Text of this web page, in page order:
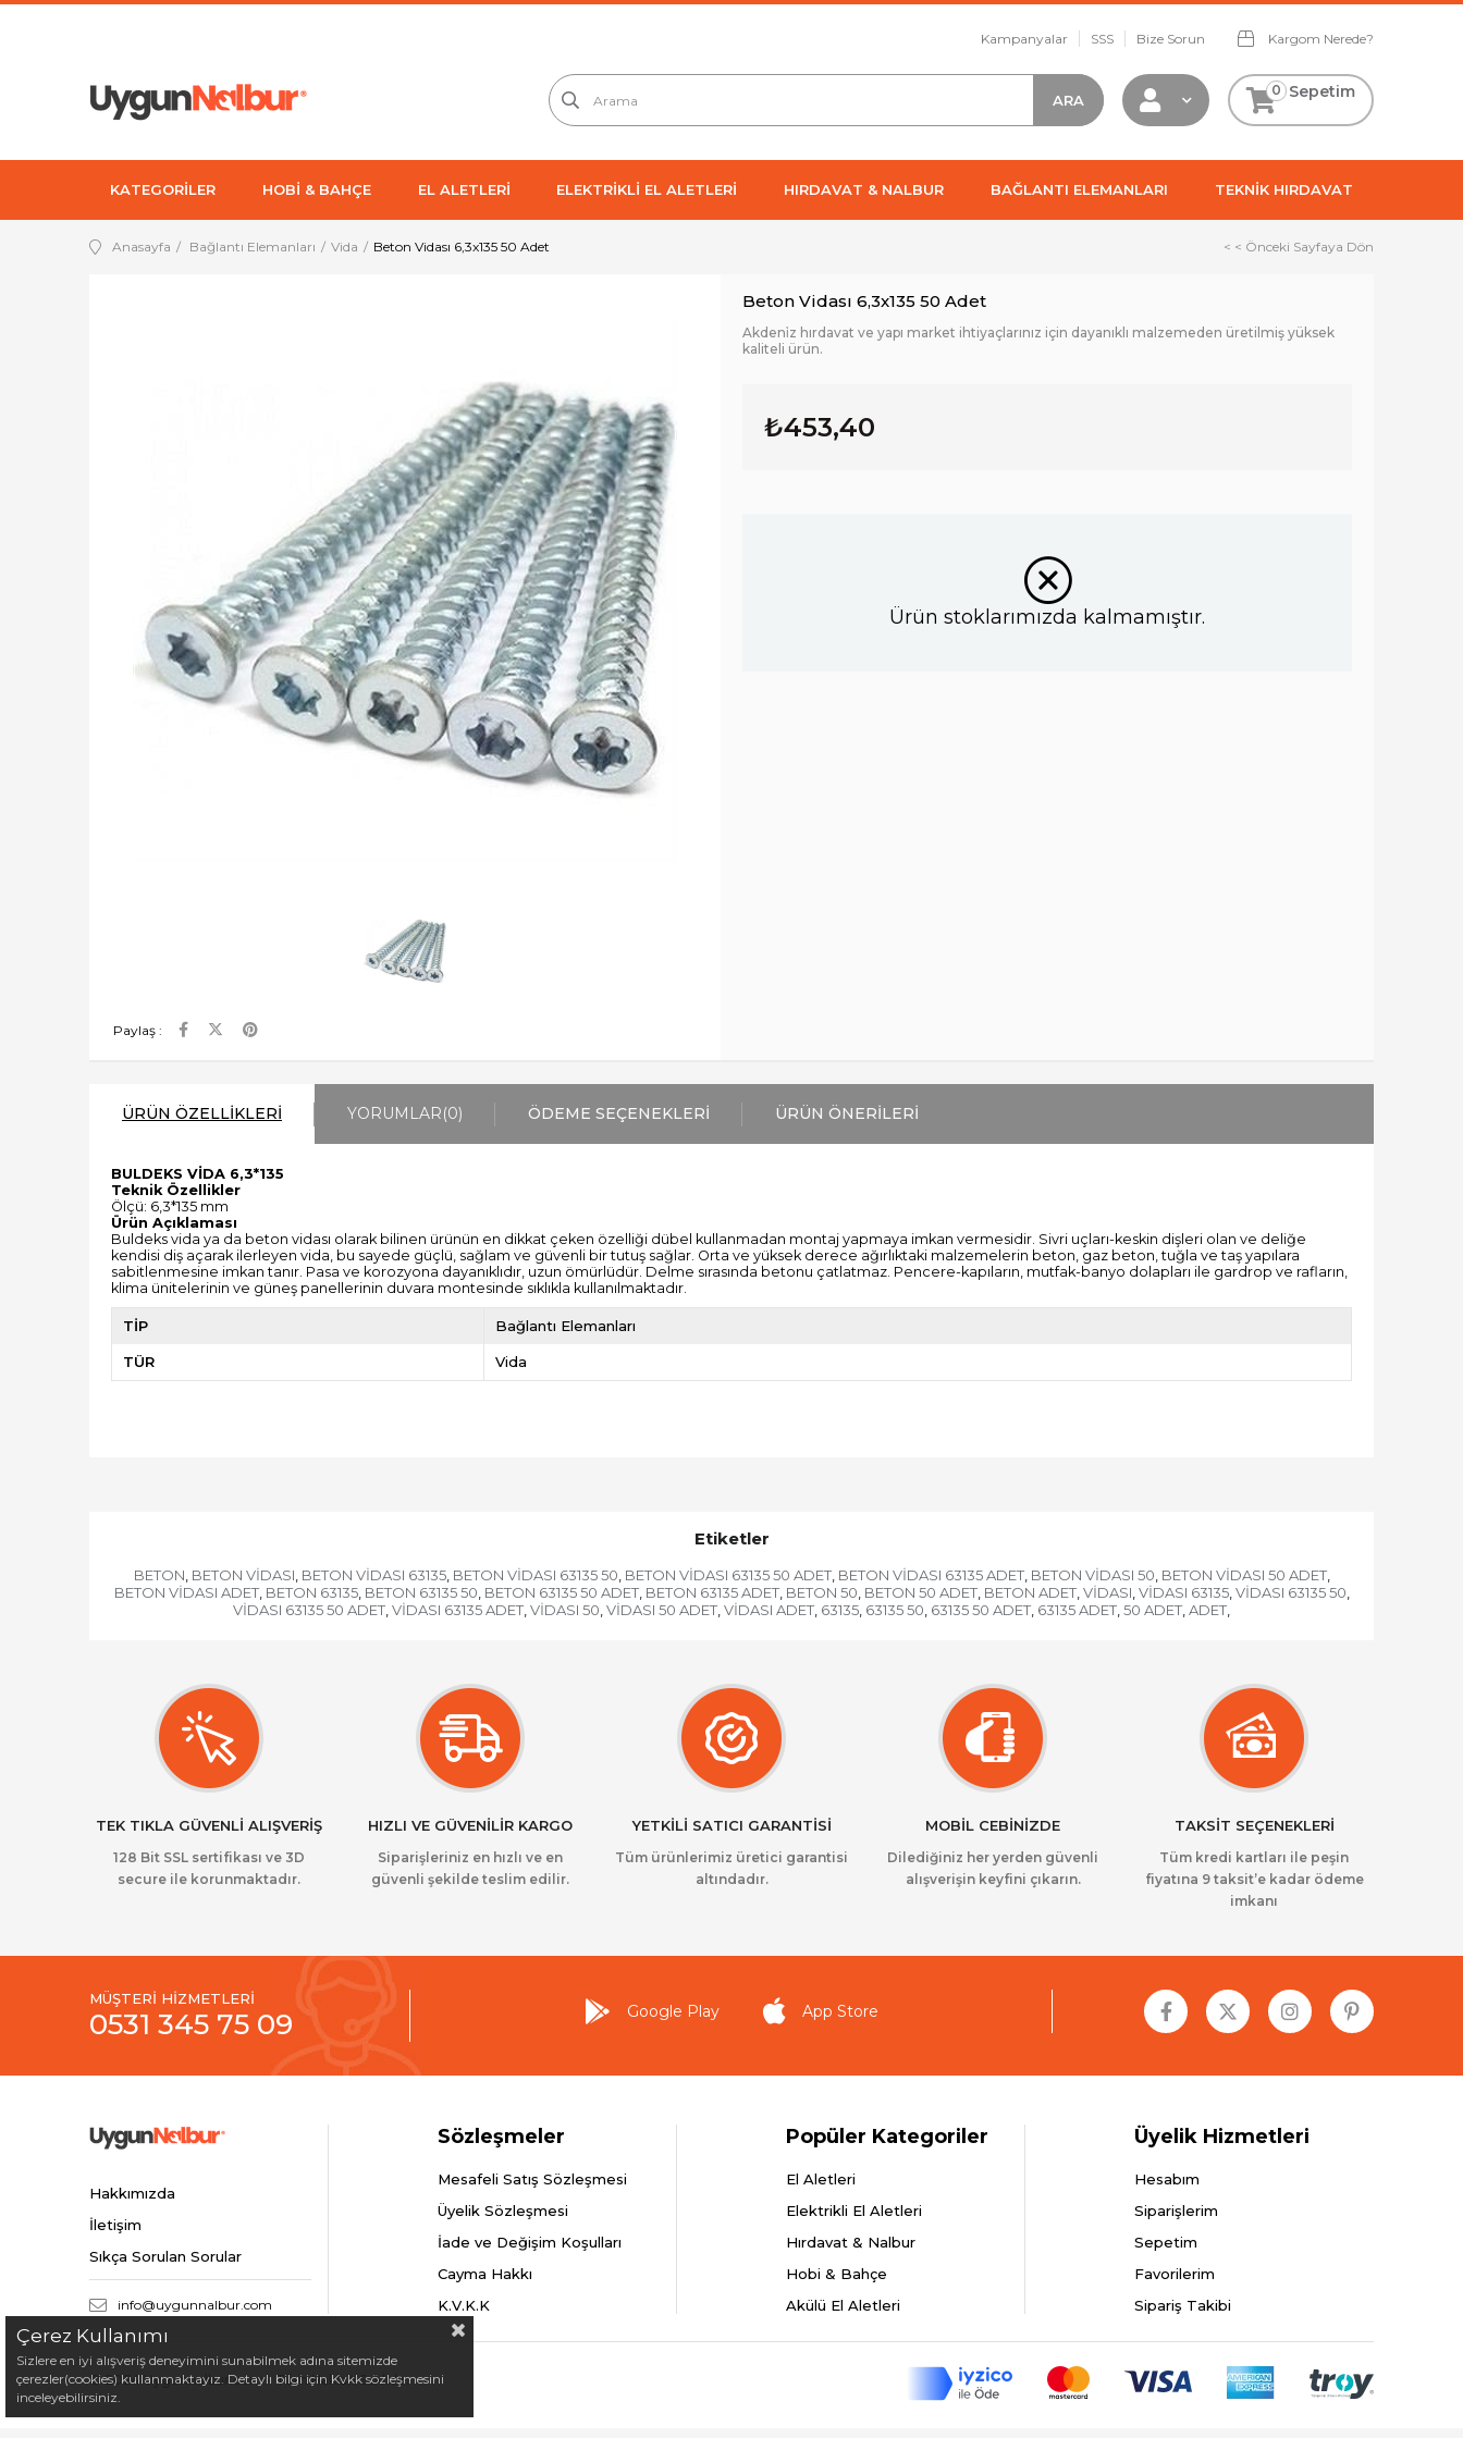
Kampanyalar SSS Bize Sorun Kargom Nerede?
Sepetim
0
KATEGORİLER HOBİ & BAHÇE EL ALETLERİ ELEKTRİKLİ EL ALETLERİ HIRDAVAT & NALBUR BAĞLANTI ELEMANLARI TEKNİK HIRDAVAT
Anasayfa Bağlantı Elemanları Vida Beton Vidası 6,3x135 50 Adet < < Önceki Sayfaya Dön
Paylaş :
Beton Vidası 6,3x135 50 Adet
Akdeni̇z hırdavat ve yapı market ihtiyaçlarınız için dayanıklı malzemeden üretilmiş yüksek
kaliteli ürün.
₺453,40
Ürün stoklarımızda kalmamıştır.
ÜRÜN ÖZELLIKLERI YORUMLAR(0) ÖDEME SEÇENEKLERI ÜRÜN ÖNERILERI
BULDEKS VİDA 6,3*135
Teknik Özellikler
Ölçü: 6,3*135 mm
Ürün Açıklaması
Buldeks vida ya da beton vidası olarak bilinen ürünün en dikkat çeken özelliği dübel kullanmadan montaj yapmaya imkan vermesidir. Sivri uçları-keskin dişleri olan ve deliğe
kendisi diş açarak ilerleyen vida, bu sayede güçlü, sağlam ve güvenli bir tutuş sağlar. Orta ve yüksek derece ağırlıktaki malzemelerin beton, gaz beton, tuğla ve taş yapılara
sabitlenmesine imkan tanır. Pasa ve korozyona dayanıklıdır, uzun ömürlüdür. Delme sırasında betonu çatlatmaz. Pencere-kapıların, mutfak-banyo dolapları ile gardrop ve rafların,
klima ünitelerinin ve güneş panellerinin duvara montesinde sıklıkla kullanılmaktadır.
TİP Bağlantı Elemanları
TÜR Vida
Etiketler
BETON, BETON VİDASI, BETON VİDASI 63135, BETON VİDASI 63135 50, BETON VİDASI 63135 50 ADET, BETON VİDASI 63135 ADET, BETON VİDASI 50, BETON VİDASI 50 ADET,
BETON VİDASI ADET, BETON 63135, BETON 63135 50, BETON 63135 50 ADET, BETON 63135 ADET, BETON 50, BETON 50 ADET, BETON ADET, VİDASI, VİDASI 63135, VİDASI 63135 50,
VİDASI 63135 50 ADET, VİDASI 63135 ADET, VİDASI 50, VİDASI 50 ADET, VİDASI ADET, 63135, 63135 50, 63135 50 ADET, 63135 ADET, 50 ADET, ADET,
TEK TIKLA GÜVENLİ ALIŞVERİŞ
128 Bit SSL sertifikası ve 3D
secure ile korunmaktadır.
HIZLI VE GÜVENİLİR KARGO
Siparişleriniz en hızlı ve en
güvenli şekilde teslim edilir.
YETKİLİ SATICI GARANTİSİ
Tüm ürünlerimiz üretici garantisi
altındadır.
MOBİL CEBİNİZDE
Dilediğiniz her yerden güvenli
alışverişin keyfini çıkarın.
TAKSİT SEÇENEKLERİ
Tüm kredi kartları ile peşin
fiyatına 9 taksit’e kadar ödeme
imkanı
MÜŞTERİ HİZMETLERİ
0531 345 75 09 Google Play App Store
Hakkımızda
İletişim
Sıkça Sorulan Sorular
info@uygunnalbur.com
Sözleşmeler
Mesafeli Satış Sözleşmesi
Üyelik Sözleşmesi
İade ve Değişim Koşulları
Cayma Hakkı
K.V.K.K
Popüler Kategoriler
El Aletleri
Elektrikli El Aletleri
Hırdavat & Nalbur
Hobi & Bahçe
Akülü El Aletleri
Üyelik Hizmetleri
Hesabım
Siparişlerim
Sepetim
Favorilerim
Sipariş Takibi
© 2024 Uygunnalbur.com - Tüm Hakları Saklıdır.
Çerez Kullanımı
Sizlere en iyi alışveriş deneyimini sunabilmek adına sitemizde
çerezler(cookies) kullanmaktayız. Detaylı bilgi için Kvkk sözleşmesini
inceleyebilirsiniz.